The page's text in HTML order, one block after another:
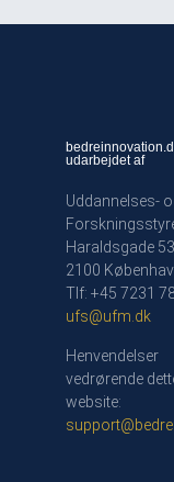
udarbejdet af
Uddannelses-
Haraldsgade 53
2100
Tlf: +45 7231
ufs@ufm.dk
Henvendelser
vedrørende
website: